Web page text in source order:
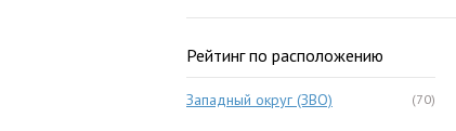
Рейтинг по расположению
(70)
Западный округ (ЗВО)